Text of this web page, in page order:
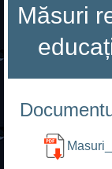
Magyar
Română
PNNR
Documente
Acasă
Măsuri